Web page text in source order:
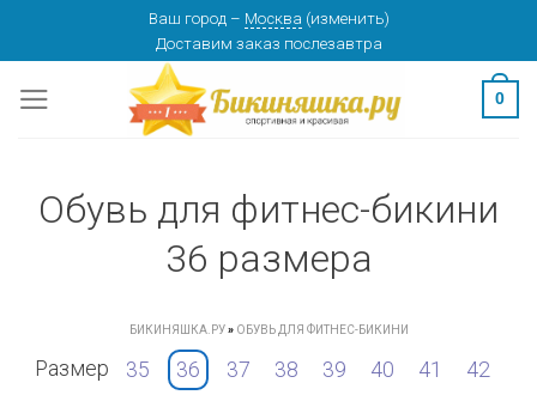
content
Ваш город – Москва (изменить)
Доставим заказ послезавтра
0
Обувь для фитнес-бикини
36 размера
БИКИНЯШКА.РУ» ОБУВЬ ДЛЯ ФИТНЕС-БИКИНИ
Размер 35 36 37 38 39 40 41 42